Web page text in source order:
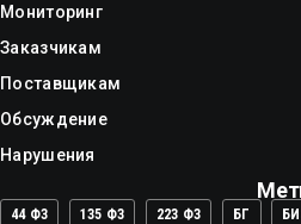
Мониторинг
Заказчикам
Поставщикам
Обсуждение
Нарушения
44 ФЗ 135 ФЗ 223 ФЗ БГ